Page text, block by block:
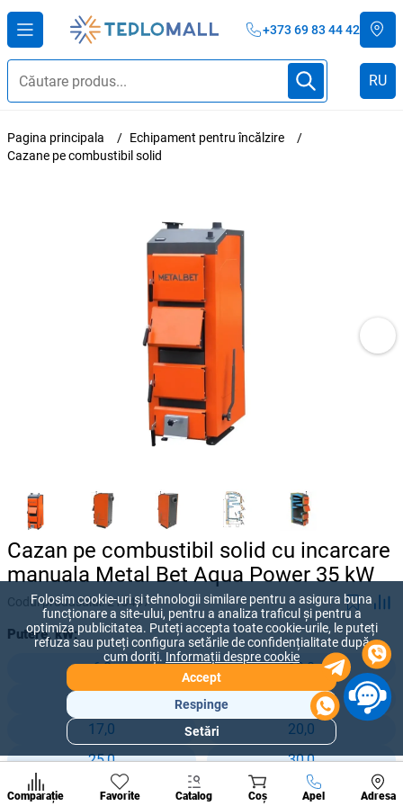
+373 69 83 44 42
RU
Pagina principala
Echipament pentru încălzire
Cazane pe combustibil solid
Cazan pe combustibil solid cu incarcare
manuala Metal Bet Aqua Power 35 kW
Codul produsului:213497
Putere, kW:
6,0
10,0
15,0
17,0
20,0
25,0
30,0
35,0
42,0
Comparație Favorite Catalog Coș Apel Adresa
A suna
populare
de
Folosim cookie-uri și tehnologii similare pentru a asigura buna
funcționare a site-ului, pentru a analiza traficul și pentru a
optimiza publicitatea. Puteți accepta toate cookie-urile, le puteți
refuza sau puteți configura setările de confidențialitate după
cum doriți. Informații despre cookie
Accept
Respinge
Setări